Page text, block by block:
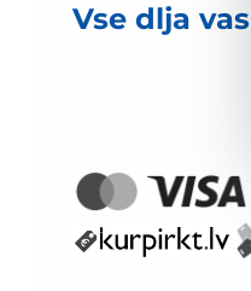
Vse dlja